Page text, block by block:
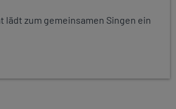
lädt zum gemeinsamen Singen ein